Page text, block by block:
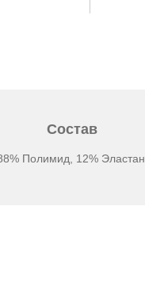
Состав
Полимид, 12% Эластан.